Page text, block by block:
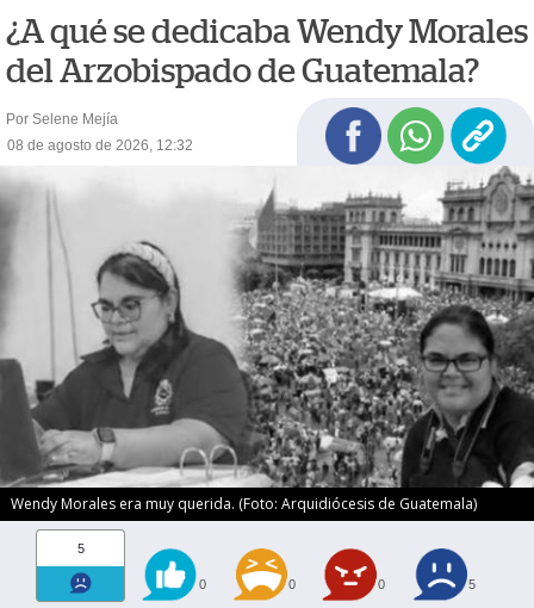
¿A qué se dedicaba Wendy Morales
del Arzobispado de Guatemala?
Por Selene Mejía
08 de agosto de 2026, 12:32
Wendy Morales era muy querida. (Foto: Arquidiócesis de Guatemala)
5
0 0 0 5